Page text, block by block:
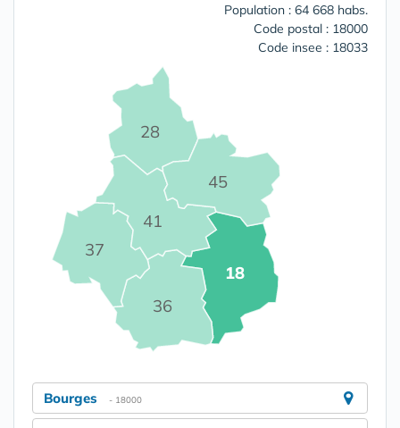
Population : 64 668 habs.
Code postal : 18000
Code insee : 18033
18
28
36
37
41
45
Bourges - 18000